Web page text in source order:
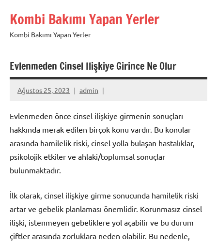
Kombi Bakımı Yapan Yerler
Kombi Bakımı Yapan Yerler
Evlenmeden Cinsel Ilişkiye Girince Ne Olur
Ağustos 25, 2023 admin
Evlenmeden önce cinsel ilişkiye girmenin sonuçları
hakkında merak edilen birçok konu vardır. Bu konular
arasında hamilelik riski, cinsel yolla bulaşan hastalıklar,
psikolojik etkiler ve ahlaki/toplumsal sonuçlar
bulunmaktadır.
İlk olarak, cinsel ilişkiye girme sonucunda hamilelik riski
artar ve gebelik planlaması önemlidir. Korunmasız cinsel
ilişki, istenmeyen gebeliklere yol açabilir ve bu durum
çiftler arasında zorluklara neden olabilir. Bu nedenle,